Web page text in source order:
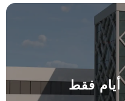
الحالي. لهذا السبب،
نلتزم بتثبيت أنظمتنا في غضون 5 أيام بعد انتهاء المشروع.